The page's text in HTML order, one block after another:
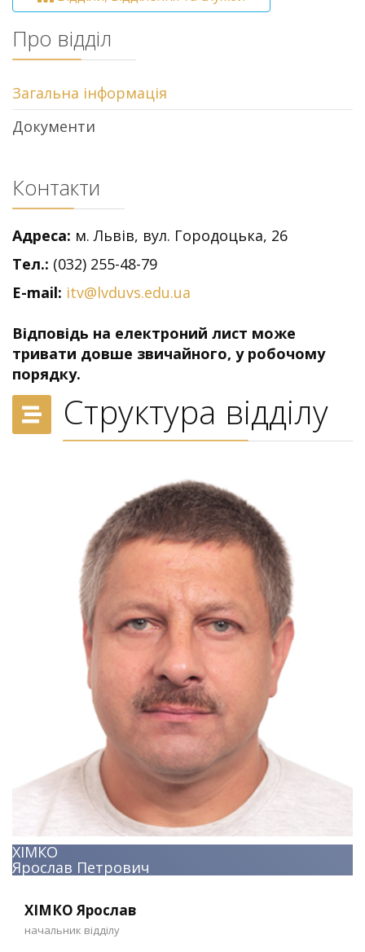
Про відділ
Загальна інформація
Документи
Контакти
Адреса: м. Львів, вул. Городоцька, 26
Тел.: (032) 255-48-79
E-mail: itv@lvduvs.edu.ua
Відповідь на електроний лист може
тривати довше звичайного, у робочому
порядку.
Структура відділу
ХІМКО
Ярослав Петрович
ХІМКО Ярослав
начальник відділу